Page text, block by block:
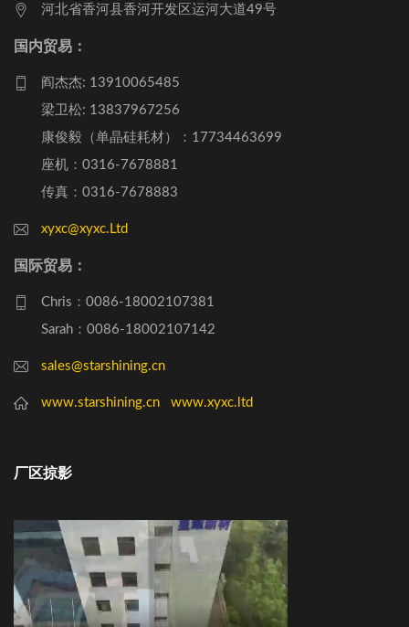
河北省香河县香河开发区运河大道49号
国内贸易：
阎杰杰: 13910065485
梁卫松: 13837967256
康俊毅（单晶硅耗材）：17734463699
座机：0316-7678881
传真：0316-7678883
xyxc@xyxc.Ltd
国际贸易：
Chris：0086-18002107381
Sarah：0086-18002107142
sales@starshining.cn
www.starshining.cn www.xyxc.ltd
厂区掠影